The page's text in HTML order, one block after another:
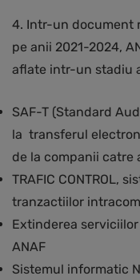
4. Intr-un document
pe anii 2021-2024,
aflate intr-un stadiu
SAF-T (Standard
la transferul
de la companii catre
TRAFIC CONTROL,
tranzactiilor
Extinderea
ANAF
Sistemul informatic